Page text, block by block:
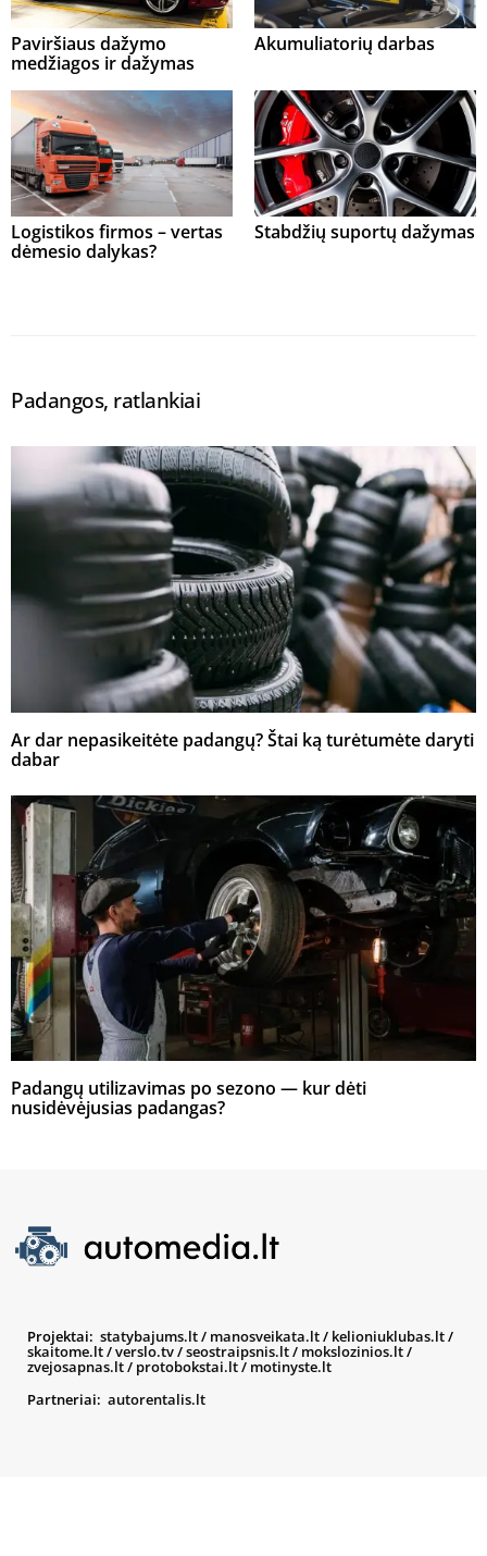
Paviršiaus dažymo
medžiagos ir dažymas
Akumuliatorių darbas
Logistikos firmos – vertas
dėmesio dalykas?
Stabdžių suportų dažymas
Padangos, ratlankiai
Ar dar nepasikeitėte padangų? Štai ką turėtumėte daryti
dabar
Padangų utilizavimas po sezono — kur dėti
nusidėvėjusias padangas?
Projektai: statybajums.lt/ manosveikata.lt/ kelioniuklubas.lt/
skaitome.lt/verslo.tv/seostraipsnis.lt/ mokslozinios.lt/
zvejosapnas.lt/ protobokstai.lt/ motinyste.lt
Partneriai: autorentalis.lt